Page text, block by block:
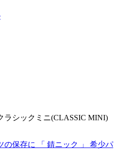
ラシックミニ(CLASSIC MINI)
の保存に 「 錆ニック 」 希少パ